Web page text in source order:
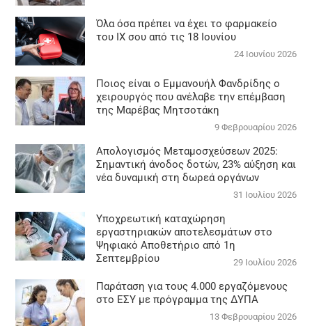
Όλα όσα πρέπει να έχει το φαρμακείο
του ΙΧ σου από τις 18 Ιουνίου
24 Ιουνίου 2026
Ποιος είναι ο Εμμανουήλ Φανδρίδης ο
χειρουργός που ανέλαβε την επέμβαση
της Μαρέβας Μητσοτάκη
9 Φεβρουαρίου 2026
Απολογισμός Μεταμοσχεύσεων 2025:
Σημαντική άνοδος δοτών, 23% αύξηση και
νέα δυναμική στη δωρεά οργάνων
31 Ιουλίου 2026
Υποχρεωτική καταχώρηση
εργαστηριακών αποτελεσμάτων στο
Ψηφιακό Αποθετήριο από 1η
Σεπτεμβρίου
29 Ιουλίου 2026
Παράταση για τους 4.000 εργαζόμενους
στο ΕΣΥ με πρόγραμμα της ΔΥΠΑ
13 Φεβρουαρίου 2026